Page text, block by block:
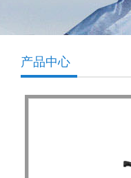
产品中心